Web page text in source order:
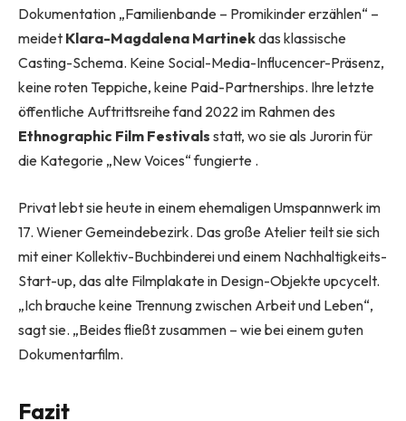
Dokumentation „Familienbande – Promikinder erzählen“ –
meidet Klara-Magdalena Martinekdas klassische
Casting-Schema. Keine Social-Media-Influcencer-Präsenz,
keine roten Teppiche, keine Paid-Partnerships. Ihre letzte
öffentliche Auftrittsreihe fand 2022 im Rahmen des
Ethnographic Film Festivals statt, wo sie als Jurorin für
die Kategorie „New Voices“ fungierte .
Privat lebt sie heute in einem ehemaligen Umspannwerk im
17. Wiener Gemeindebezirk. Das große Atelier teilt sie sich
mit einer Kollektiv-Buchbinderei und einem Nachhaltigkeits-
Start-up, das alte Filmplakate in Design-Objekte upcycelt.
„Ich brauche keine Trennung zwischen Arbeit und Leben“,
sagt sie. „Beides fließt zusammen – wie bei einem guten
Dokumentarfilm.
Fazit